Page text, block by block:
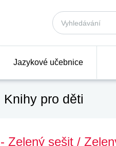
Jazykové učebnice
Knihy pro děti
Zelený sešit /